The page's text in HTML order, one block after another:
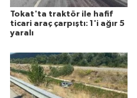
Tokat'ta traktör ile hafif
ticari araç çarpıştı: 1'i ağır 5
yaralı